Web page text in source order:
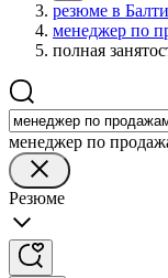
резюме в
менеджер по
полная
менеджер по
Резюме